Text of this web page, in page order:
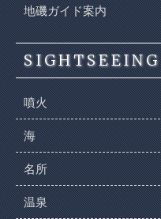
地磯ガイド案内
SIGHTSEEING
噴火
海
名所
温泉